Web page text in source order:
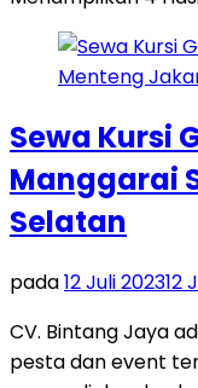
Sewa Kursi
Manggarai
Selatan
pada12 Juli 202312
CV. Bintang Jaya
pesta dan event